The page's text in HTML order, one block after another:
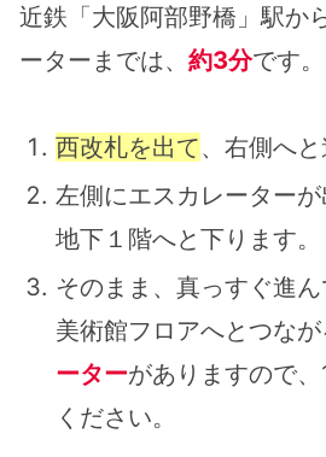
近鉄「大阪阿部野橋」駅か
ーターまでは、 約3分です。
西改札を出て、右側へと
左側にエスカレーターが
地下１階へと下ります。
そのまま、真っすぐ進
美術館フロアへとつなが
ーターがありますので
ください。